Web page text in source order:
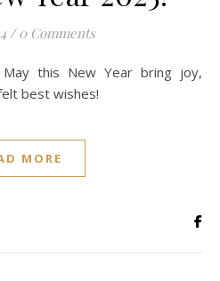
/ 0 Comments
best wishes!
MORE